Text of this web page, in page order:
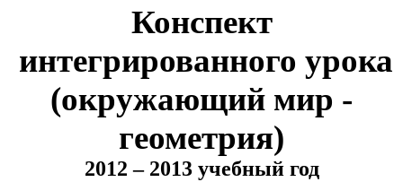
Конспект
интегрированного урока
(окружающий мир -
геометрия)
2012 – 2013 учебный год